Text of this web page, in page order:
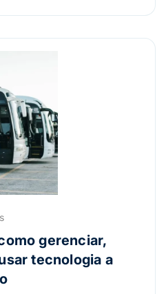
gerenciar,
tecnologia a